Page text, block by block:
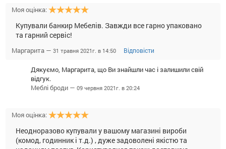
Моя оцінка:
Купували банкир Мебелів. Завжди все гарно упаковано
та гарний сервіс!
Маргарита — 31 травня 2021г. в 14:50 Відповісти
Дякуємо, Маргарита, що Ви знайшли час і залишили свій
відгук.
Меблі броди — 09 червня 2021г. в 20:24
Моя оцінка:
Неодноразово купували у вашому магазині вироби
(комод, годинник і т.д.) , дуже задоволені якістю та